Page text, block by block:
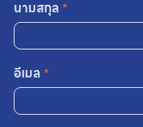
นามสกุล *
อีเมล *